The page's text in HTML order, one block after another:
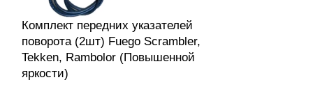
Комплект передних указателей
поворота (2шт) Fuego Scrambler,
Tekken, Rambolor (Повышенной
яркости)